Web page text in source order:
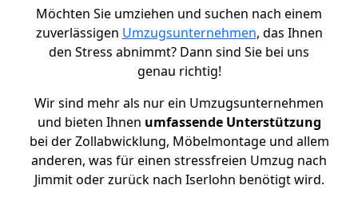
Möchten Sie umziehen und suchen nach einem
zuverlässigen Umzugsunternehmen, das Ihnen
den Stress abnimmt? Dann sind Sie bei uns
genau richtig!
Wir sind mehr als nur ein Umzugsunternehmen
und bieten Ihnen umfassende Unterstützung
bei der Zollabwicklung, Möbelmontage und allem
anderen, was für einen stressfreien Umzug nach
Jimmit oder zurück nach Iserlohn benötigt wird.